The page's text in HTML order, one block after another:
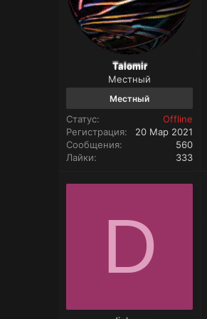
Talomir
Местный
Местный
Статус
Offline
Регистрация
20 Мар 2021
Сообщения
560
Лайки
333
D